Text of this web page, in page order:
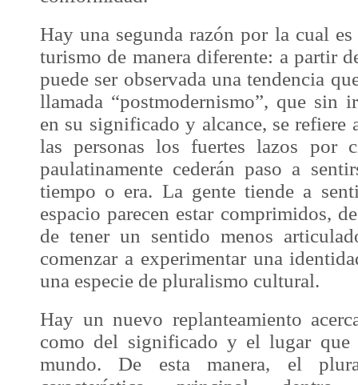
Hay una segunda razón por la cual es
turismo de manera diferente: a partir
puede ser observada una tendencia
llamada “postmodernismo”, que sin
en su significado y alcance, se refiere
las personas los fuertes lazos por
paulatinamente cederán paso a
tiempo o era. La gente tiende a
espacio parecen estar comprimidos,
de tener un sentido menos
comenzar a experimentar una
una especie de pluralismo cultural.
Hay un nuevo replanteamiento
como del significado y el lugar que
mundo. De esta manera, el